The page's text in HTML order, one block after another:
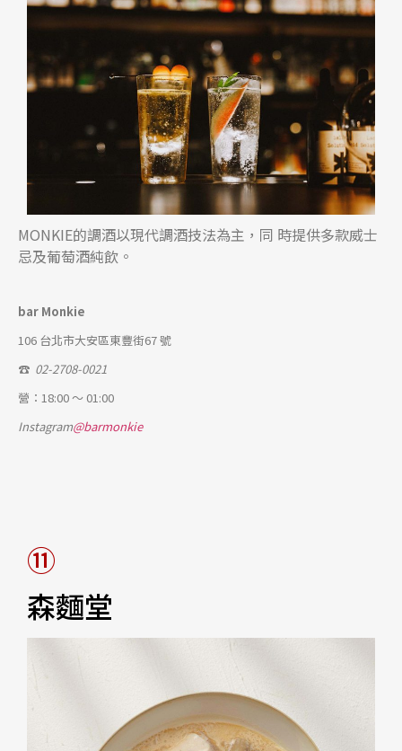
MONKIE的調酒以現代調酒技法為主，同 時提供多款威士
忌及葡萄酒純飲。
bar Monkie
106 台北市大安區東豐街67 號
☎ 02-2708-0021
營：18:00 ～ 01:00
Instagram@barmonkie
⑪
森麵堂